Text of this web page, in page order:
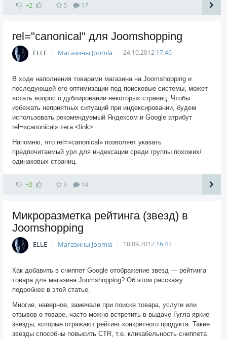
+2 5 17
rel="canonical" для Joomshopping
ELLE Магазины Joomla 24.10.2012 17:46
В ходе наполнения товарами магазина на Joomshopping и
последующей его оптимизации под поисковые системы, может
встать вопрос о дублировании некоторых страниц. Чтобы
избежать неприятных ситуаций при индексировании, будем
использовать рекомендуемый Яндексом и Google атрибут
rel=«canonical» тега <link>.
Напомню, что rel=«canonical» позволяет указать
предпочитаемый урл для индексации среди группы похожих/
одинаковых страниц.
+2 3 14
Микроразметка рейтинга (звезд) в
Joomshopping
ELLE Магазины Joomla 18.09.2012 16:42
Как добавить в сниппет Google отображение звезд — рейтинга
товара для магазина Joomshopping? Об этом расскажу
подробнее в этой статье.
Многие, наверное, замечали при поиске товара, услуги или
отзывов о товаре, часто можно встретить в выдаче Гугла яркие
звезды, которые отражают рейтинг конкретного продукта. Такие
звезды способны повысить CTR, т.е. кликабельность сниппета